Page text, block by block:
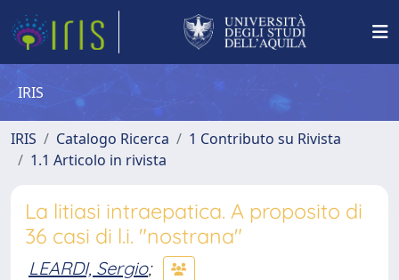
IRIS
IRIS Catalogo Ricerca
1 Contributo su Rivista
1.1 Articolo in rivista
La litiasi intraepatica. A proposito di
36 casi di l.i. "nostrana"
LEARDI, Sergio;